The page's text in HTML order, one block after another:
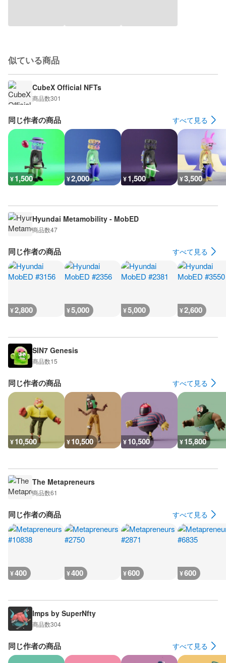
似ている商品
CubeX Official NFTs
商品数301
同じ作者の商品 すべて見る
¥1,500 ¥2,000 ¥1,500 ¥3,500
Hyundai Metamobility - MobED
商品数47
同じ作者の商品 すべて見る
¥2,800 ¥5,000 ¥5,000 ¥2,600
SIN7 Genesis
商品数15
同じ作者の商品 すべて見る
¥10,500 ¥10,500 ¥10,500 ¥15,800
The Metapreneurs
商品数61
同じ作者の商品 すべて見る
¥400 ¥400 ¥600 ¥600
Imps by SuperNfty
商品数304
同じ作者の商品 すべて見る